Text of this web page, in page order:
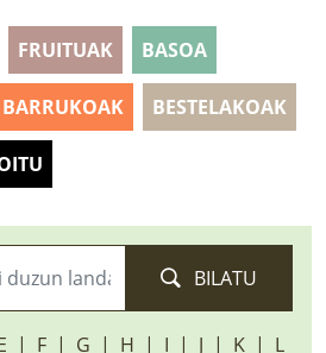
LIBURUA
FRUITUAK BASOA
BARRUKOAK BESTELAKOAK
BILATU
F G H I J K
L